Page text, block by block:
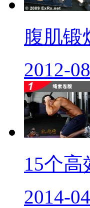
腹肌锻
2012-
15个
2014-